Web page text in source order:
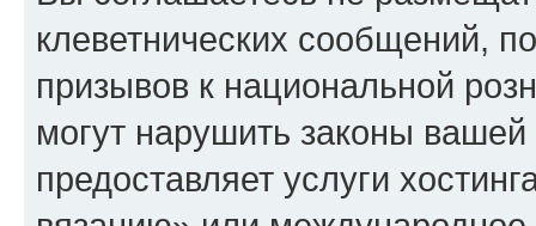
клеветнических сообщений,
призывов к национальной
могут нарушить законы
предоставляет услуги